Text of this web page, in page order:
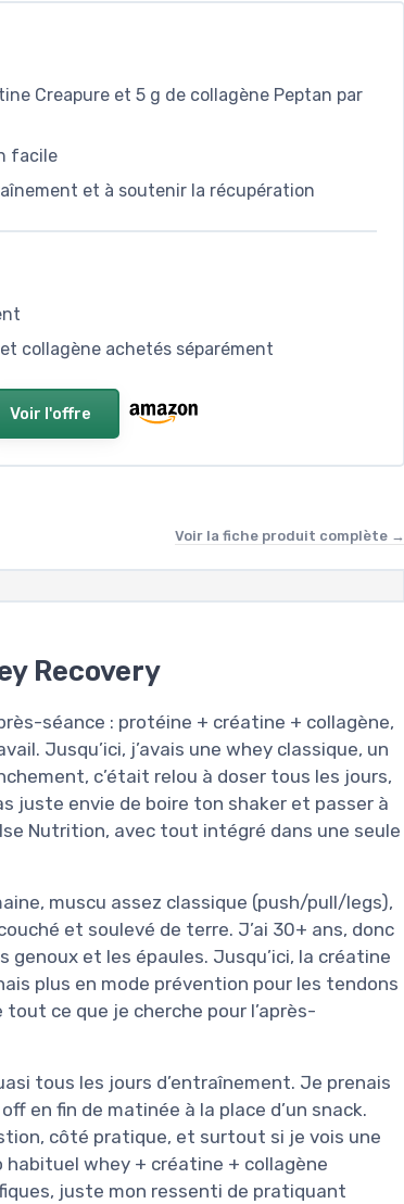
Creapure et 5 g de collagène Peptan par
facile
et à soutenir la récupération
collagène achetés séparément
Voir l'offre
Voir la fiche produit complète →
Recovery
séance : protéine + créatine + collagène,
Jusqu’ici, j’avais une whey classique, un
c’était relou à doser tous les jours,
juste envie de boire ton shaker et passer à
Nutrition, avec tout intégré dans une seule
muscu assez classique (push/pull/legs),
et soulevé de terre. J’ai 30+ ans, donc
et les épaules. Jusqu’ici, la créatine
plus en mode prévention pour les tendons
ce que je cherche pour l’après-
tous les jours d’entraînement. Je prenais
en fin de matinée à la place d’un snack.
côté pratique, et surtout si je vois une
whey + créatine + collagène
juste mon ressenti de pratiquant